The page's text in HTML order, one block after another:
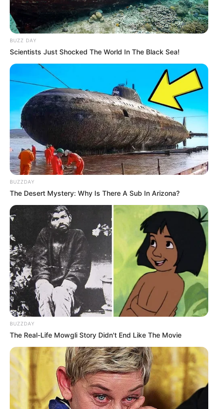
BUZZ DAY
Scientists Just Shocked The World In The Black Sea!
BUZZDAY
The Desert Mystery: Why Is There A Sub In Arizona?
BUZZDAY
The Real-Life Mowgli Story Didn't End Like The Movie